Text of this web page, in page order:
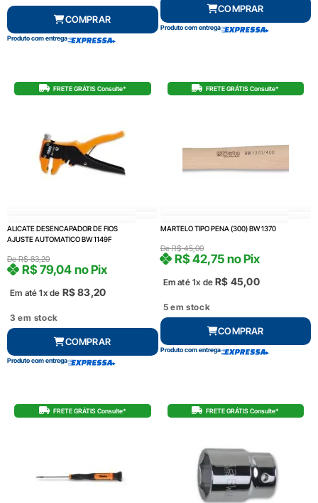
COMPRAR
Produto com entrega
COMPRAR
Produto com entrega
FRETE GRÁTIS Consulte*
ALICATE DESENCAPADOR DE FIOS
AJUSTE AUTOMATICO BW 1149F
DeR$83,20
Em até 1x de R$83,20
R$79,04 no Pix
3 em stock
COMPRAR
Produto com entrega
FRETE GRÁTIS Consulte*
MARTELO TIPO PENA (300) BW 1370
DeR$45,00
Em até 1x deR$ 45,00
R$42,75 no Pix
5 em stock
COMPRAR
Produto com entrega
FRETE GRÁTIS Consulte* FRETE GRÁTIS Consulte*